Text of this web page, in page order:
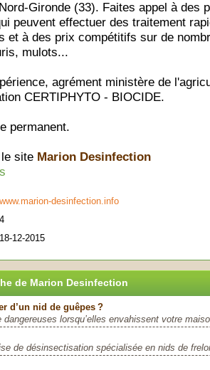
Gironde (33). Faites appel à des
peuvent effectuer des traitement
et à des prix compétitifs sur de
mulots...
agrément ministère de
CERTIPHYTO - BIOCIDE.
permanent.
site Marion Desinfection
www.marion-desinfection.info
4
18-12-2015
de Marion Desinfection
d’un nid de guêpes ?
lorsqu’elles envahissent votre
de désinsectisation spécialisée en nids de